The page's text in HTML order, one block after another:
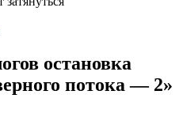
остановка
потока — 2»